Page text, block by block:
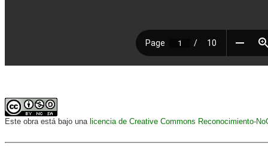
Este obra está bajo una licencia de Creative Commons Reconocimiento-